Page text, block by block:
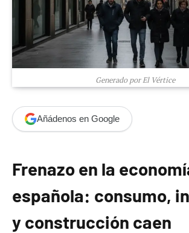
Generado por El Vértice
Añádenos en Google
Frenazo en la
española: consumo,
y construcción caen